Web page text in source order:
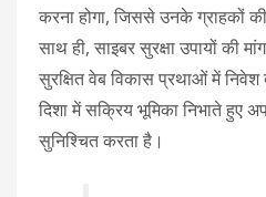
करना होगा, जिससे उनके ग्राहकों
साथ ही, साइबर सुरक्षा उपायों की
सुरक्षित वेब विकास प्रथाओं में
दिशा में सक्रिय भूमिका निभाते हुए
सुनिश्चित करता है।